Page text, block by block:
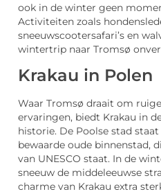
ook in de winter geen
Activiteiten zoals
sneeuwscootersafari’s en
wintertrip naar Tromsø
Krakau in Polen
Waar Tromsø draait om
ervaringen, biedt Krakau in
historie. De Poolse stad
bewaarde oude binnenstad,
van UNESCO staat. In de
sneeuw de middeleeuwse
charme van Krakau extra